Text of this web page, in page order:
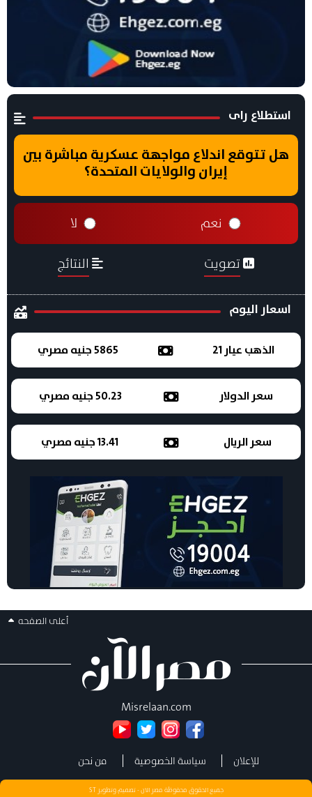
استطلاع راى
هل تتوقع اندلاع مواجهة عسكرية مباشرة بين
إيران والولايات المتحدة؟
نعم لا
تصويت النتائج
اسعار اليوم
الذهب عيار 21 5865 جنيه مصري
سعر الدولار 50.23 جنيه مصري
سعر الريال 13.41 جنيه مصري
أعلى الصفحه
Misrelaan.com
للإعلان سياسة الخصوصية من نحن
جميع الحقوق محفوظة مصر الان - تصميم وتطويرST